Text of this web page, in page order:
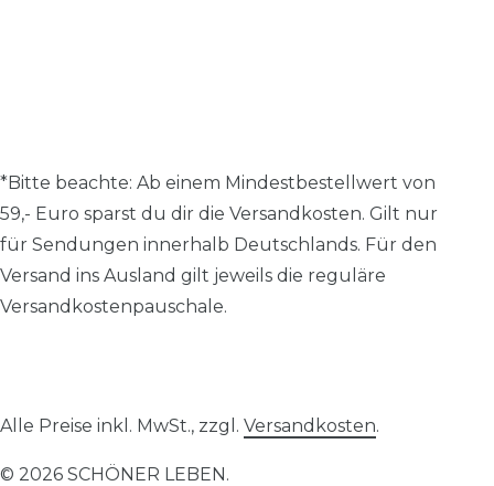
*Bitte beachte: Ab einem Mindestbestellwert von
59,- Euro sparst du dir die Versandkosten. Gilt nur
für Sendungen innerhalb Deutschlands. Für den
Versand ins Ausland gilt jeweils die reguläre
Versandkostenpauschale.
Alle Preise inkl. MwSt., zzgl. Versandkosten.
© 2026 SCHÖNER LEBEN.